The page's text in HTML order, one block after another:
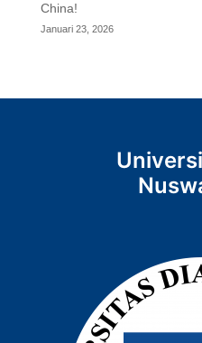
China!
Januari 23, 2026